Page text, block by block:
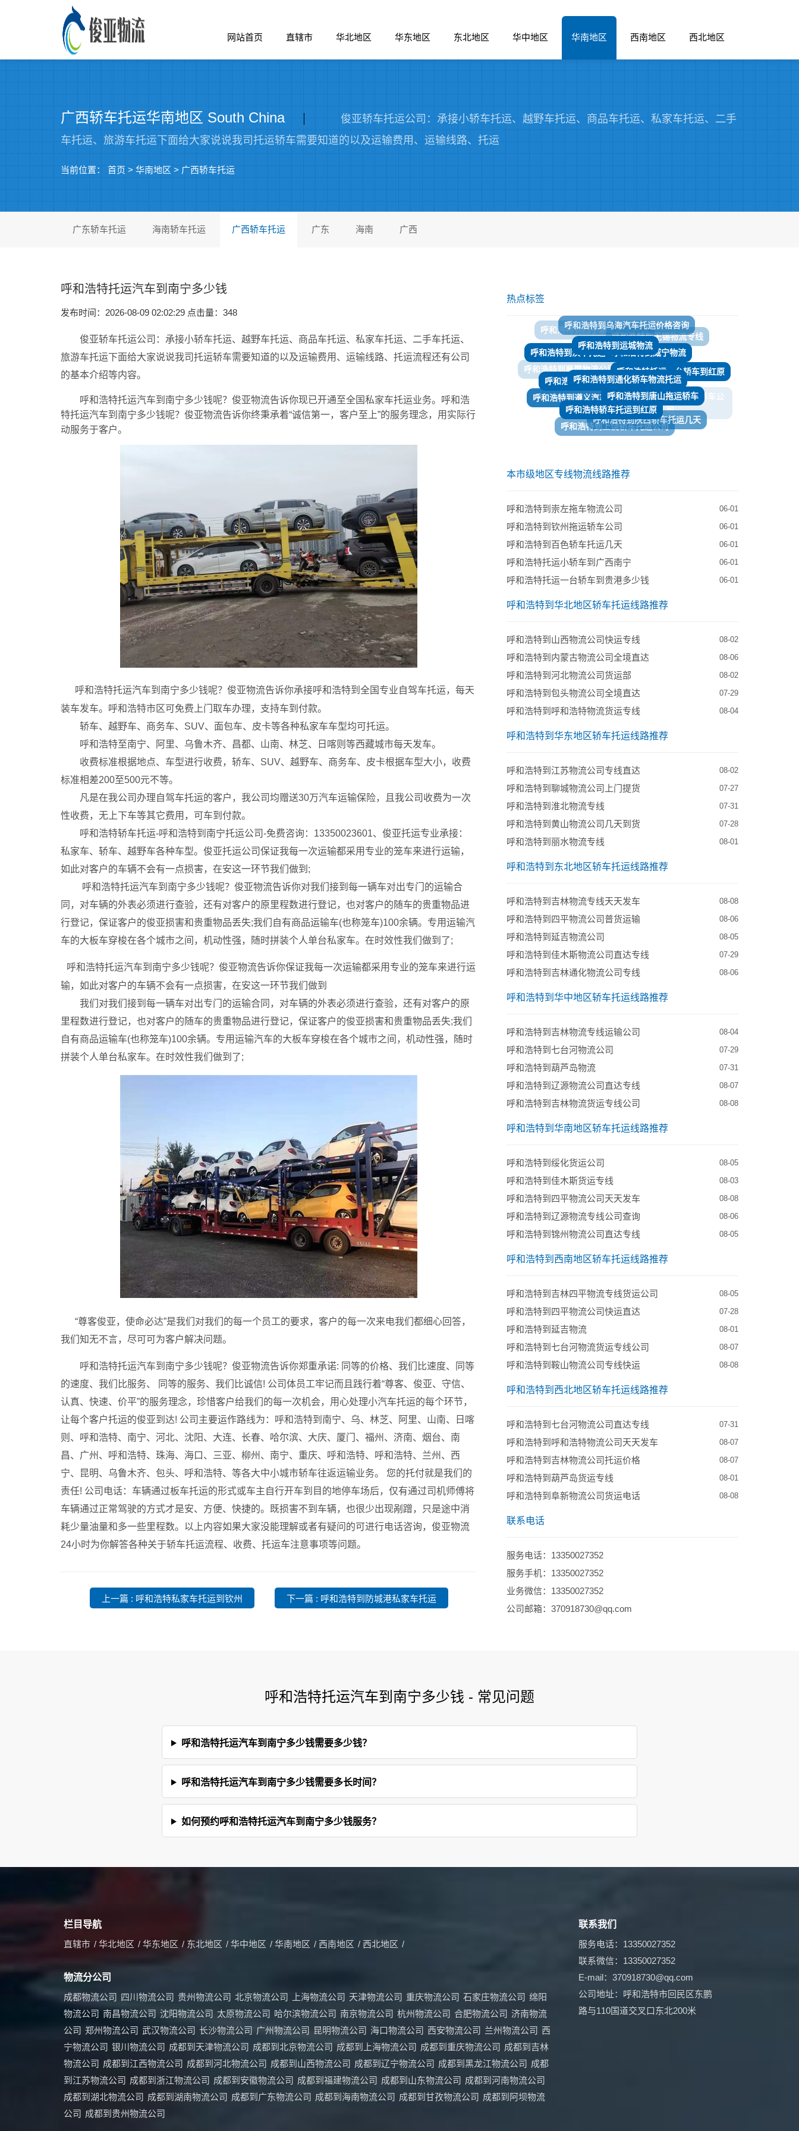
网站首页 直辖市 华北地区 华东地区 东北地区 华中地区 华南地区 西南地区 西北地区
广西轿车托运华南地区 South China
俊亚轿车托运公司：承接小轿车托运、越野车托运、商品车托运、私家车托运、二手
车托运、旅游车托运下面给大家说说我司托运轿车需要知道的以及运输费用、运输线路、托运
当前位置： 首页 > 华南地区 > 广西轿车托运
广东轿车托运 海南轿车托运 广西轿车托运 广东 海南 广西
呼和浩特托运汽车到南宁多少钱
发布时间：2026-08-09 02:02:29 点击量： 348
俊亚轿车托运公司：承接小轿车托运、越野车托运、商品车托运、私家车托运、二手车托运、
旅游车托运下面给大家说说我司托运轿车需要知道的以及运输费用、运输线路、托运流程还有公司
的基本介绍等内容。
呼和浩特托运汽车到南宁多少钱呢？俊亚物流告诉你现已开通至全国私家车托运业务。呼和浩
特托运汽车到南宁多少钱呢？俊亚物流告诉你终秉承着“诚信第一，客户至上”的服务理念，用实际行
动服务于客户。
呼和浩特托运汽车到南宁多少钱呢？俊亚物流告诉你承接呼和浩特到全国专业自驾车托运，每天
装车发车。呼和浩特市区可免费上门取车办理，支持车到付款。
轿车、越野车、商务车、SUV、面包车、皮卡等各种私家车车型均可托运。
呼和浩特至南宁、阿里、乌鲁木齐、昌都、山南、林芝、日喀则等西藏城市每天发车。
收费标准根据地点、车型进行收费，轿车、SUV、越野车、商务车、皮卡根据车型大小，收费
标准相差200至500元不等。
凡是在我公司办理自驾车托运的客户，我公司均赠送30万汽车运输保险，且我公司收费为一次
性收费，无上下车等其它费用，可车到付款。
呼和浩特轿车托运-呼和浩特到南宁托运公司-免费咨询：13350023601、俊亚托运专业承接：
私家车、轿车、越野车各种车型。俊亚托运公司保证我每一次运输都采用专业的笼车来进行运输，
如此对客户的车辆不会有一点损害，在安这一环节我们做到;
呼和浩特托运汽车到南宁多少钱呢？俊亚物流告诉你对我们接到每一辆车对出专门的运输合
同，对车辆的外表必须进行查验，还有对客户的原里程数进行登记，也对客户的随车的贵重物品进
行登记，保证客户的俊亚损害和贵重物品丢失;我们自有商品运输车(也称笼车)100余辆。专用运输汽
车的大板车穿梭在各个城市之间，机动性强，随时拼装个人单台私家车。在时效性我们做到了;
呼和浩特托运汽车到南宁多少钱呢？俊亚物流告诉你保证我每一次运输都采用专业的笼车来进行运
输，如此对客户的车辆不会有一点损害，在安这一环节我们做到
我们对我们接到每一辆车对出专门的运输合同，对车辆的外表必须进行查验，还有对客户的原
里程数进行登记，也对客户的随车的贵重物品进行登记，保证客户的俊亚损害和贵重物品丢失;我们
自有商品运输车(也称笼车)100余辆。专用运输汽车的大板车穿梭在各个城市之间，机动性强，随时
拼装个人单台私家车。在时效性我们做到了;
“尊客俊亚，使命必达”是我们对我们的每一个员工的要求，客户的每一次来电我们都细心回答，
我们知无不言，尽可可为客户解决问题。
呼和浩特托运汽车到南宁多少钱呢？俊亚物流告诉你郑重承诺: 同等的价格、我们比速度、同等
的速度、我们比服务、 同等的服务、我们比诚信! 公司体员工牢记而且践行着“尊客、俊亚、守信、
认真、快速、价平”的服务理念，珍惜客户给我们的每一次机会，用心处理小汽车托运的每个环节，
让每个客户托运的俊亚到达! 公司主要运作路线为：呼和浩特到南宁、乌、林芝、阿里、山南、日喀
则、呼和浩特、南宁、河北、沈阳、大连、长春、哈尔滨、大庆、厦门、福州、济南、烟台、南
昌、广州、呼和浩特、珠海、海口、三亚、柳州、南宁、重庆、呼和浩特、呼和浩特、兰州、西
宁、昆明、乌鲁木齐、包头、呼和浩特、等各大中小城市轿车往返运输业务。 您的托付就是我们的
责任! 公司电话：车辆通过板车托运的形式或车主自行开车到目的地停车场后，仅有通过司机师傅将
车辆通过正常驾驶的方式才是安、方便、快捷的。既损害不到车辆，也很少出现剐蹭，只是途中消
耗少量油量和多一些里程数。以上内容如果大家没能理解或者有疑问的可进行电话咨询，俊亚物流
24小时为你解答各种关于轿车托运流程、收费、托运车注意事项等问题。
上一篇 : 呼和浩特私家车托运到钦州 下一篇 : 呼和浩特到防城港私家车托运
热点标签
呼和浩特到襄樊物流公司
呼和浩特到汉中托运轿车电话
呼和浩特到运城物流
呼和浩特到威宁物流
呼和浩特托运一台轿车到红原
呼和浩特到三门峡拖运轿车公
司
呼和浩特到靖西物流专线
呼和浩特托运汽车到呼和浩特
呼和浩特到九寨沟物流专线
呼和浩特到遵义汽车托运
呼和浩特托运私家车到天门
呼和浩特到通化轿车物流托运
呼和浩特到唐山拖运轿车
呼和浩特到陕西轿车托运几天
​呼和浩特到上饶轿车托运公司
呼和浩特轿车托运到红原
本市级地区专线物流线路推荐
呼和浩特到崇左拖车物流公司 06-01
呼和浩特到钦州拖运轿车公司 06-01
呼和浩特到百色轿车托运几天 06-01
呼和浩特托运小轿车到广西南宁 06-01
呼和浩特托运一台轿车到贵港多少钱 06-01
呼和浩特到华北地区轿车托运线路推荐
呼和浩特到山西物流公司快运专线 08-02
​呼和浩特到内蒙古物流公司全境直达 08-06
呼和浩特到河北物流公司货运部 08-02
​呼和浩特到包头物流公司全境直达 07-29
呼和浩特到呼和浩特物流货运专线 08-04
呼和浩特到华东地区轿车托运线路推荐
呼和浩特到江苏物流公司专线直达 08-02
呼和浩特到聊城物流公司上门提货 07-27
呼和浩特到淮北物流专线 07-31
呼和浩特到黄山物流公司几天到货 07-28
呼和浩特到丽水物流专线 08-01
呼和浩特到东北地区轿车托运线路推荐
呼和浩特到吉林物流专线天天发车 08-08
呼和浩特到四平物流公司普货运输 08-06
呼和浩特到延吉物流公司 08-05
呼和浩特到佳木斯物流公司直达专线 07-29
呼和浩特到吉林通化物流公司专线 08-06
呼和浩特到华中地区轿车托运线路推荐
呼和浩特到吉林物流专线运输公司 08-04
呼和浩特到七台河物流公司 07-29
呼和浩特到葫芦岛物流 07-31
呼和浩特到辽源物流公司直达专线 08-07
​呼和浩特到吉林物流货运专线公司 08-08
呼和浩特到华南地区轿车托运线路推荐
呼和浩特到绥化货运公司 08-05
呼和浩特到佳木斯货运专线 08-03
呼和浩特到四平物流公司天天发车 08-08
呼和浩特到辽源物流专线公司查询 08-06
呼和浩特到锦州物流公司直达专线 08-05
呼和浩特到西南地区轿车托运线路推荐
呼和浩特到吉林四平物流专线货运公司 08-05
呼和浩特到四平物流公司快运直达 07-28
呼和浩特到延吉物流 08-01
呼和浩特到七台河物流货运专线公司 08-07
呼和浩特到鞍山物流公司专线快运 08-08
呼和浩特到西北地区轿车托运线路推荐
呼和浩特到七台河物流公司直达专线 07-31
呼和浩特到呼和浩特物流公司天天发车 08-07
呼和浩特到吉林物流公司托运价格 08-07
呼和浩特到葫芦岛货运专线 08-01
​呼和浩特到阜新物流公司货运电话 08-08
联系电话
服务电话：13350027352
服务手机：13350027352
业务微信：13350027352
公司邮箱：370918730@qq.com
呼和浩特托运汽车到南宁多少钱 - 常见问题
呼和浩特托运汽车到南宁多少钱需要多少钱？
呼和浩特托运汽车到南宁多少钱需要多长时间？
如何预约呼和浩特托运汽车到南宁多少钱服务？
栏目导航
直辖市 / 华北地区 / 华东地区 / 东北地区 / 华中地区 / 华南地区 / 西南地区 / 西北地区 /
物流分公司
成都物流公司 四川物流公司 贵州物流公司 北京物流公司 上海物流公司 天津物流公司 重庆物流公司 石家庄物流公司 绵阳
物流公司 南昌物流公司 沈阳物流公司 太原物流公司 哈尔滨物流公司 南京物流公司 杭州物流公司 合肥物流公司 济南物流
公司 郑州物流公司 武汉物流公司 长沙物流公司 广州物流公司 昆明物流公司 海口物流公司 西安物流公司 兰州物流公司 西
宁物流公司 银川物流公司 成都到天津物流公司 成都到北京物流公司 成都到上海物流公司 成都到重庆物流公司 成都到吉林
物流公司 成都到江西物流公司 成都到河北物流公司 成都到山西物流公司 成都到辽宁物流公司 成都到黑龙江物流公司 成都
到江苏物流公司 成都到浙江物流公司 成都到安徽物流公司 成都到福建物流公司 成都到山东物流公司 成都到河南物流公司
成都到湖北物流公司 成都到湖南物流公司 成都到广东物流公司 成都到海南物流公司 成都到甘孜物流公司 成都到阿坝物流
公司 成都到贵州物流公司
联系我们
服务电话：13350027352
联系微信：13350027352
E-mail：370918730@qq.com
公司地址：呼和浩特市回民区东鹏
路与110国道交叉口东北200米